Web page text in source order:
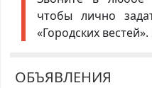
чтобы лично
«Городских
ОБЪЯВЛЕНИЯ